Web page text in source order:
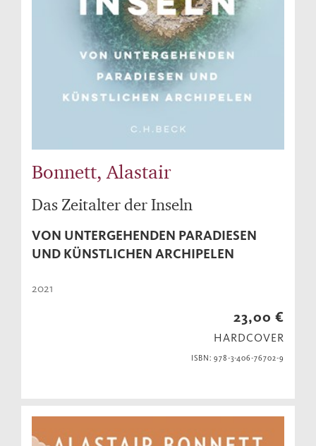
Bonnett, Alastair
Das Zeitalter der Inseln
VON UNTERGEHENDEN PARADIESEN
UND KÜNSTLICHEN ARCHIPELEN
2021
23,00 €
HARDCOVER
ISBN: 978-3-406-76702-9